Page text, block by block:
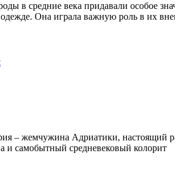
в средние века придавали особое
Она играла важную роль в их
– жемчужина Адриатики, настоящий
и самобытный средневековый колорит